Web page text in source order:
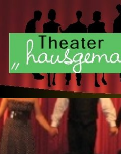
springen